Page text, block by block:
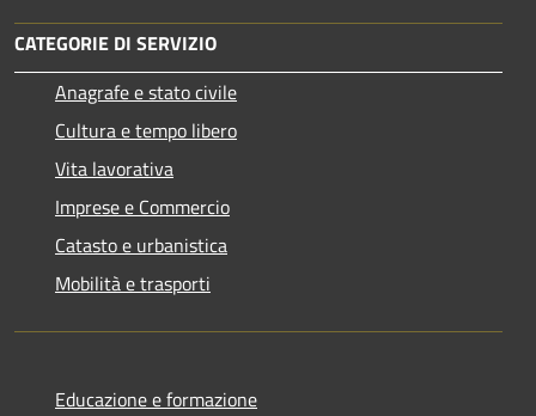
CATEGORIE DI SERVIZIO
Anagrafe e stato civile
Cultura e tempo libero
Vita lavorativa
Imprese e Commercio
Catasto e urbanistica
Mobilità e trasporti
Educazione e formazione